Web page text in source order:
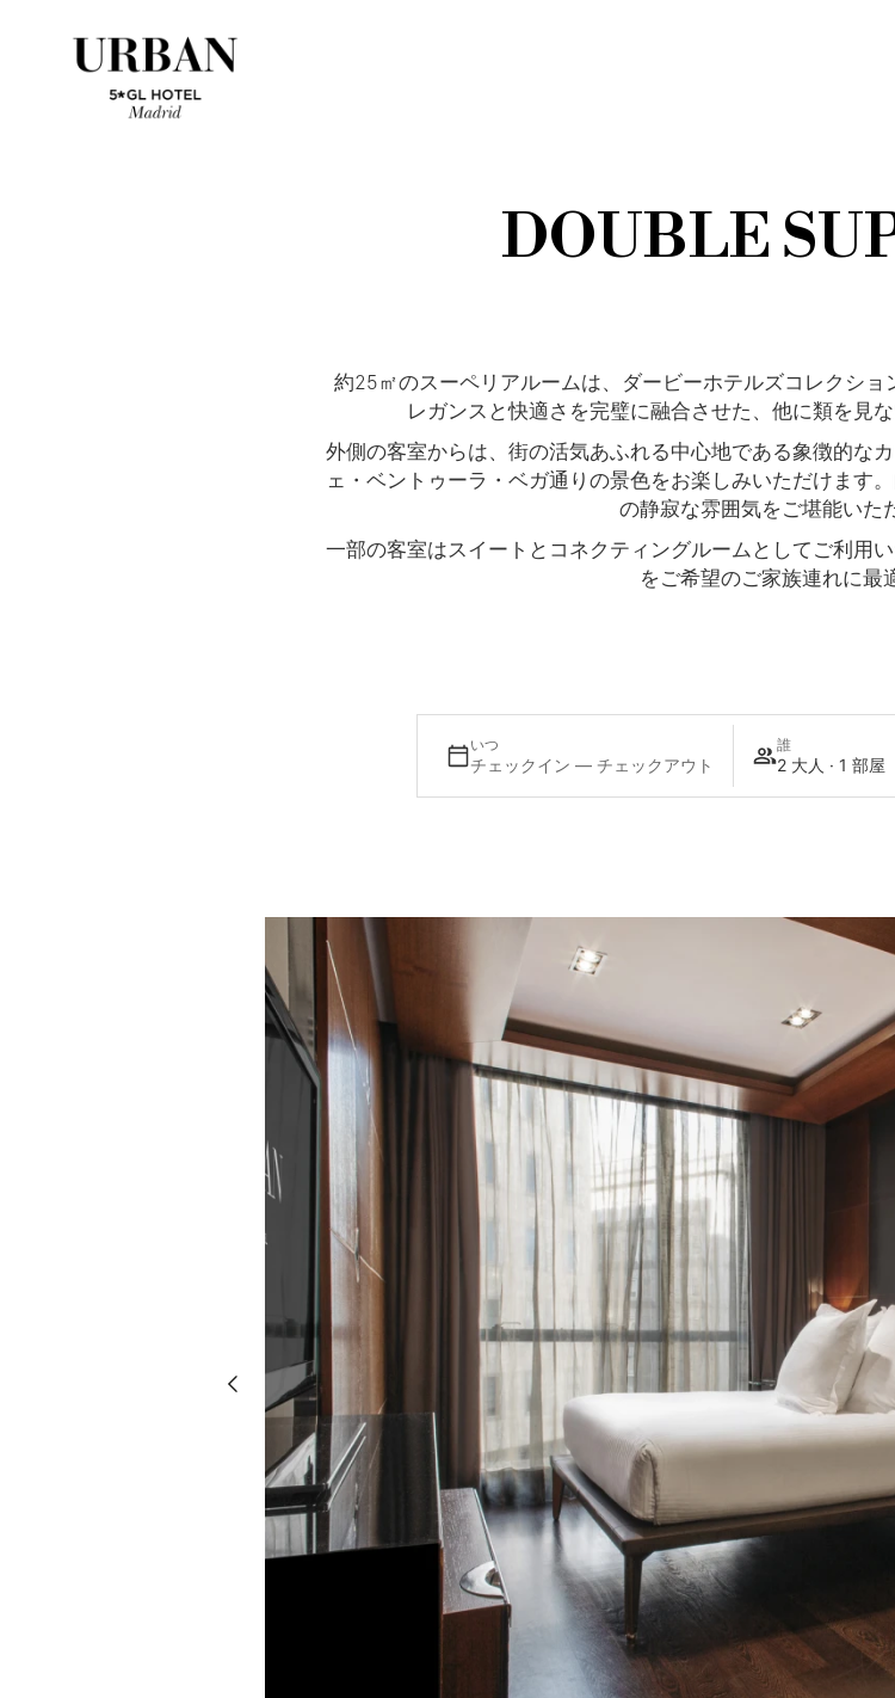
DOUBLE
約25㎡のスーペリアルームは、ダービーホテルズコレクシ
レガンスと快適さを完璧に融合させた、他に類を見
外側の客室からは、街の活気あふれる中心地である象徴的な
ェ・ベントゥーラ・ベガ通りの景色をお楽しみいただけます
の静寂な雰囲気をご堪能いた
一部の客室はスイートとコネクティングルームとしてご利用
をご希望のご家族連れに最
いつ
チェックイン — チェックアウト
誰
2 大人 · 1 部屋